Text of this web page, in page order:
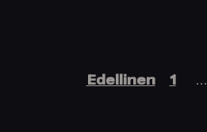
Artikkelien
Edellinen 1 …